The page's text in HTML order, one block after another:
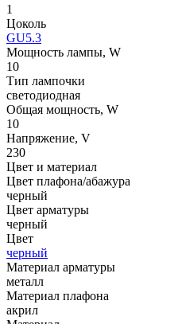
1
Цоколь
GU5.3
Мощность лампы, W
10
Тип лампочки
светодиодная
Общая мощность, W
10
Напряжение, V
230
Цвет и материал
Цвет плафона/абажура
черный
Цвет арматуры
черный
Цвет
черный
Материал арматуры
металл
Материал плафона
акрил